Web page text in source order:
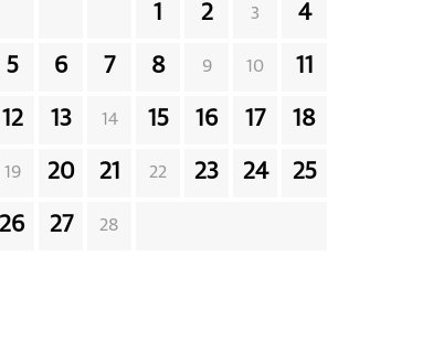
1 2 3 4
5 6 7 8 9 10 11
12 13 14 15 16 17 18
19 20 21 22 23 24 25
26 27 28